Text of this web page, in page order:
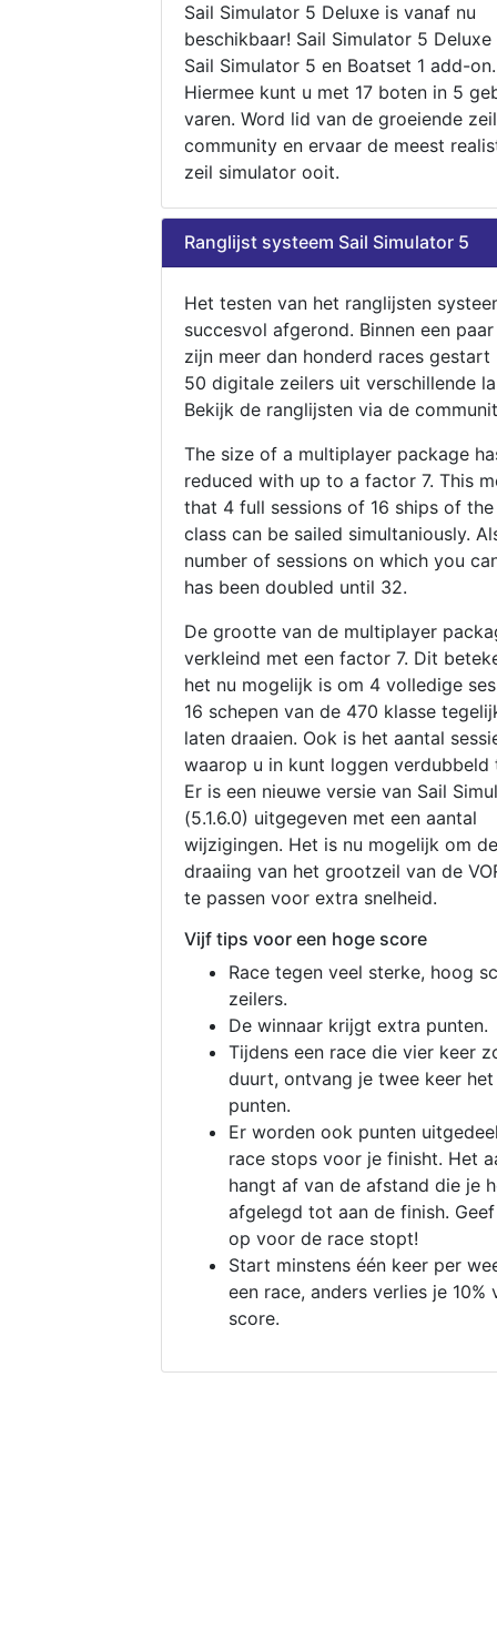
Sail Simulator 5 Deluxe is vanaf nu
beschikbaar! Sail Simulator 5
Sail Simulator 5 en Boatset 1 add-on.
Hiermee kunt u met 17 boten in 5
varen. Word lid van de groeiende zeil
community en ervaar de meest
zeil simulator ooit.
Ranglijst systeem Sail Simulator 5
Het testen van het ranglijsten
succesvol afgerond. Binnen een
zijn meer dan honderd races gestart
50 digitale zeilers uit verschillende
Bekijk de ranglijsten via de
The size of a multiplayer package
reduced with up to a factor 7. This
that 4 full sessions of 16 ships of
class can be sailed simultaniously.
number of sessions on which you
has been doubled until 32.
De grootte van de multiplayer
verkleind met een factor 7. Dit
het nu mogelijk is om 4 volledige
16 schepen van de 470 klasse
laten draaien. Ook is het aantal
waarop u in kunt loggen verdubbeld
Er is een nieuwe versie van Sail
(5.1.6.0) uitgegeven met een aantal
wijzigingen. Het is nu mogelijk om de
draaiing van het grootzeil van de
te passen voor extra snelheid.
Vijf tips voor een hoge score
Race tegen veel sterke, hoog
zeilers.
De winnaar krijgt extra punten.
Tijdens een race die vier keer
duurt, ontvang je twee keer
punten.
Er worden ook punten
race stops voor je finisht. Het
hangt af van de afstand die je
afgelegd tot aan de finish.
op voor de race stopt!
Start minstens één keer per
een race, anders verlies je 10%
score.